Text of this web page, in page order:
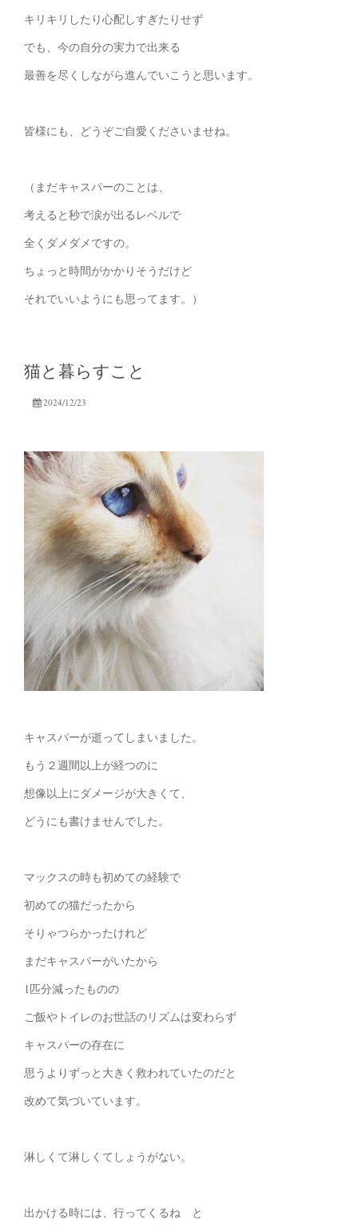
キリキリしたり心配しすぎたりせず
でも、今の自分の実力で出来る
最善を尽くしながら進んでいこうと思います。
皆様にも、どうぞご自愛くださいませね。
（まだキャスパーのことは、
考えると秒で涙が出るレベルで
全くダメダメですの。
ちょっと時間がかかりそうだけど
それでいいようにも思ってます。）
猫と暮らすこと
2024/12/23
キャスパーが逝ってしまいました。
もう２週間以上が経つのに
想像以上にダメージが大きくて、
どうにも書けませんでした。
マックスの時も初めての経験で
初めての猫だったから
そりゃつらかったけれど
まだキャスパーがいたから
1匹分減ったものの
ご飯やトイレのお世話のリズムは変わらず
キャスパーの存在に
思うよりずっと大きく救われていたのだと
改めて気づいています。
淋しくて淋しくてしょうがない。
出かける時には、行ってくるね と